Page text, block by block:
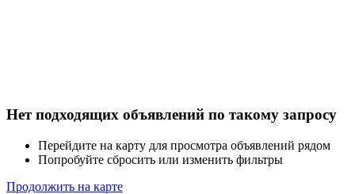
Нет подходящих объявлений по такому запросу
Перейдите на карту для просмотра объявлений рядом
Попробуйте сбросить или изменить фильтры
Продолжить на карте